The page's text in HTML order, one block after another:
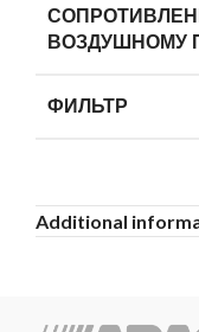
ВОЗДУШНОМУ
ФИЛЬТР
Additional